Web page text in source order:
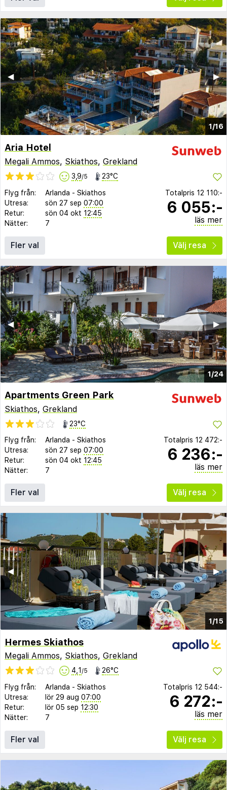
1/16
▶︎
◀︎
Aria Hotel
Megali Ammos, Skiathos, Grekland
3,9/5 23°C
Flyg från: Arlanda - Skiathos
Utresa:
sön 27 sep 07:00
Retur:
sön 04 okt 12:45
Nätter:
7
Totalpris 12 110:-
6 055:-
läs mer
Fler val Välj resa
1/24
▶︎
◀︎
Apartments Green Park
Skiathos, Grekland
23°C
Flyg från:
Arlanda - Skiathos
Utresa:
sön 27 sep 07:00
Retur:
sön 04 okt 12:45
Nätter:
7
Totalpris 12 472:-
6 236:-
läs mer
Fler val Välj resa
1/15
▶︎
◀︎
Hermes Skiathos
Megali Ammos, Skiathos, Grekland
4,1 /5 26°C
Flyg från: Arlanda - Skiathos
Utresa:
lör 29 aug 07:00
Retur:
lör 05 sep 12:30
Nätter:
7
Totalpris 12 544:-
6 272:-
läs mer
Fler val Välj resa